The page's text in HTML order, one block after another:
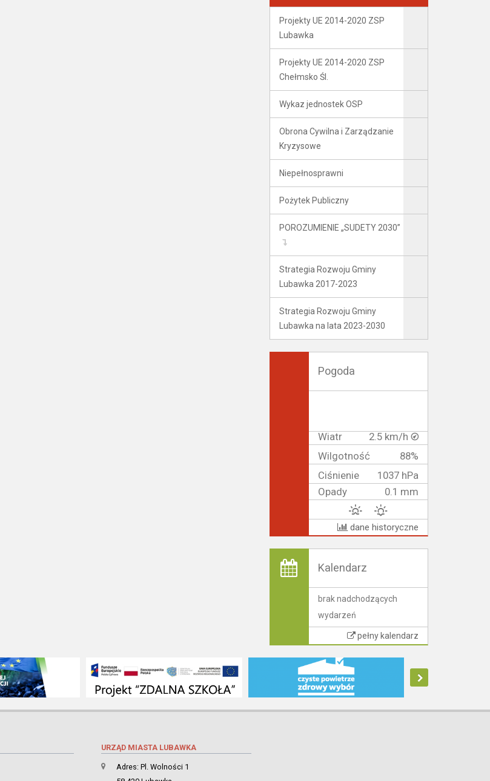
Projekty UE 2014-2020 ZSP
Lubawka
Projekty UE 2014-2020 ZSP
Chełmsko Śl.
Wykaz jednostek OSP
Obrona Cywilna i Zarządzanie
Kryzysowe
Niepełnosprawni
Pożytek Publiczny
POROZUMIENIE „SUDETY 2030”
Strategia Rozwoju Gminy
Lubawka 2017-2023
Strategia Rozwoju Gminy
Lubawka na lata 2023-2030
Pogoda
Wiatr
2.5 km/h
Wilgotność
88%
Ciśnienie
1037 hPa
Opady
0.1 mm
dane historyczne
Kalendarz
brak nadchodzących
wydarzeń
pełny kalendarz
URZĄD MIASTA LUBAWKA
Adres: Pl. Wolności 1